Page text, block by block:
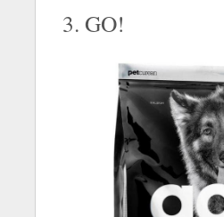
3. GO!